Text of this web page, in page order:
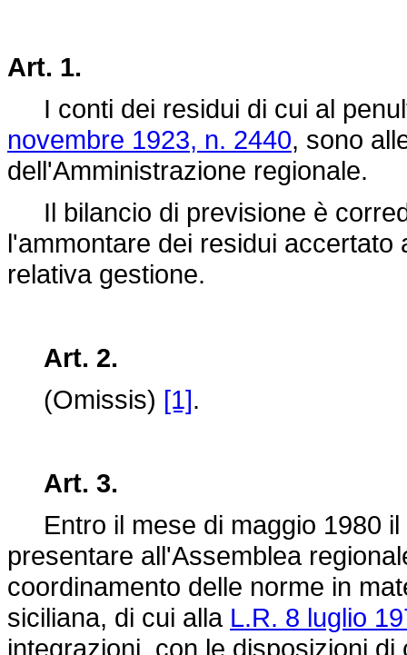
Art. 1.
I conti dei residui di cui al
novembre 1923, n. 2440, sono
dell'Amministrazione regionale.
Il bilancio di previsione è
l'ammontare dei residui
relativa gestione.
Art. 2.
(Omissis) [1].
Art. 3.
Entro il mese di maggio 1980 il
presentare all'Assemblea
coordinamento delle norme in
siciliana, di cui alla L.R. 8 luglio
integrazioni, con le disposizioni